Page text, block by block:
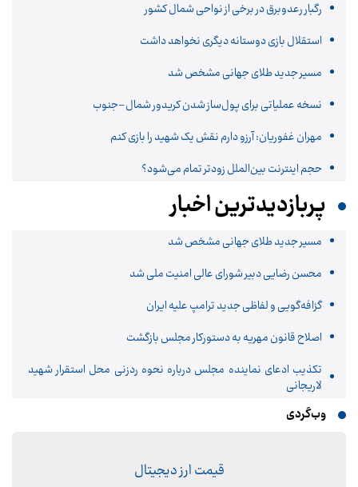
رگبار رعدوبرق در برخی از نواحی شمال کشور
استقلال بازی دوستانه دیگری نخواهد داشت
مسیر جدید طلای جهانی مشخص شد
نسخه عملیاتی برای پول‌ساز شدن کریدور شمال–جنوب
مهران غفوریان: آرزو دارم نقش یک شهید را بازی کنم
حجم اینترنت بین‌الملل زودتر تمام می‌شود؟
پربازدیدترین اخبار
مسیر جدید طلای جهانی مشخص شد
محسن رضایی دبیر شورای عالی امنیت ملی شد
گزافه‌گویی و لفاظی جدید ترامپ علیه ایران
اصلاح قانون مهریه به دستورکار مجلس بازگشت
تکذیب ادعای نماینده مجلس درباره نحوه ردزنی محل استقرار شهید
لاریجانی
وب‌گردی
قیمت ارز دیجیتال